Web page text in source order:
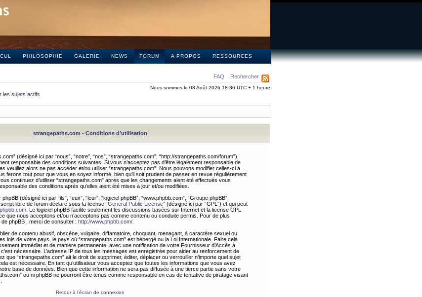
PHILOSOPHIE GALERIE NEWS FORUM A PROPOS RESSOURCES
FAQ Rechercher
Nous sommes le 08 Août 2026 18:36 UTC + 1 heure
les sujets actifs
strangepaths.com - Conditions d’utilisation
(désigné ici par “nous”, “notre”, “nos”, “strangepaths.com”, “http://strangepaths.com/forum”),
responsable des conditions suivantes. Si vous n’acceptez pas d’être légalement responsable de
veuillez alors ne pas accéder et/ou utiliser “strangepaths.com”. Nous pouvons modifier celles-ci à
ferons tout pour que vous en soyez informé, bien qu’il soit prudent de passer en revue régulièrement
continuez d’utiliser “strangepaths.com” après que les changements aient été effectués vous
des conditions après qu’elles aient été mises à jour et/ou modifiées.
(désigné ici par “ils”, “eux”, “leur”, “logiciel phpBB”, “www.phpbb.com”, “Groupe phpBB”,
libre de forum déclaré sous la license “General Public License” (désigné ici par “GPL”) et qui peut
. Le logiciel phpBB facilite seulement les discussions basées sur Internet et la license GPL
que nous acceptons et/ou n’acceptons pas comme contenu ou conduite permis. Pour de plus
phpBB , merci de consulter : http://www.phpbb.com/
de contenu abusif, obscène, vulgaire, diffamatoire, choquant, menaçant, à caractère sexuel ou
lois de votre pays, le pays où “strangepaths.com” est hébergé ou la Loi Internationale. Faire cela
immédiat et de manière permanente, avec une notification de votre Fournisseur d’Accès à
nécessaire. L’adresse IP de tous les messages est enregistrée pour aider au renforcement de
que “strangepaths.com” ait le droit de supprimer, éditer, déplacer ou verrouiller n’importe quel sujet
est nécessaire. En tant qu’utilisateur vous acceptez que toutes les informations que vous avez
base de données. Bien que cette information ne sera pas diffusée à une tierce partie sans votre
ou ni phpBB ne pourront être tenus comme responsable en cas de tentative de piratage visant
Retour à l’écran de connexion